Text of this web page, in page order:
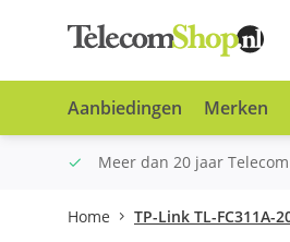
Aanbiedingen Merken
Meer dan 20 jaar
Home TP-Link TL-